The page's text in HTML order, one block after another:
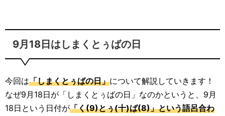
9月18日はしまくとぅばの日
今回は「しまくとぅばの日」について解説していきます！
なぜ9月18日が「しまくとぅばの日」なのかというと、9月
18日という日付が「く(9)とぅ(十)ば(8)」という語呂合わ